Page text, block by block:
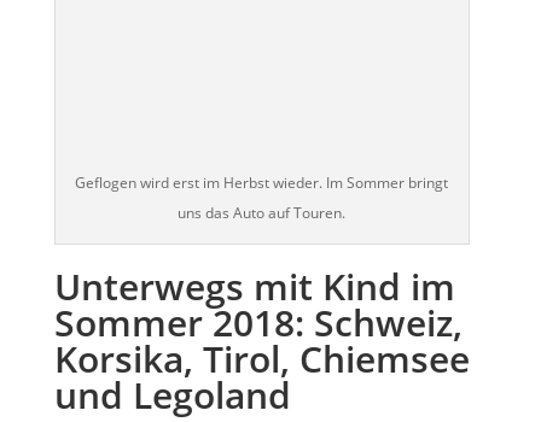
Geflogen wird erst im Herbst wieder. Im Sommer bringt
uns das Auto auf Touren.
Unterwegs mit Kind im
Sommer 2018: Schweiz,
Korsika, Tirol, Chiemsee
und Legoland